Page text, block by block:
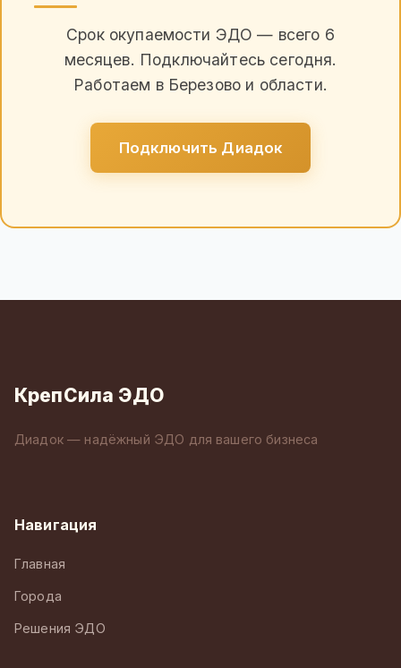
Срок окупаемости ЭДО — всего 6
месяцев. Подключайтесь сегодня.
Работаем в Березово и области.
Подключить Диадок
КрепСила ЭДО
Диадок — надёжный ЭДО для вашего бизнеса
Навигация
Главная
Города
Решения ЭДО